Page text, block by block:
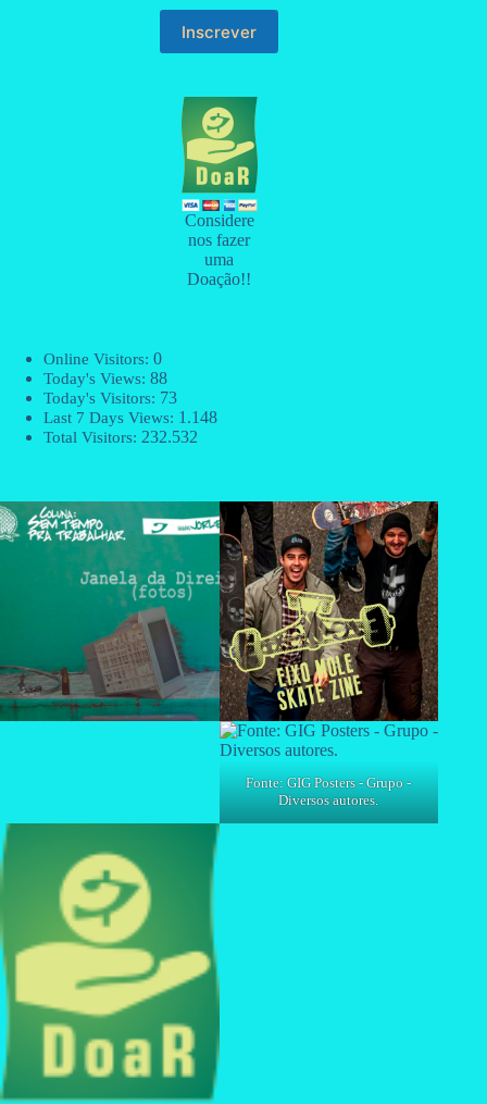
Considere
nos fazer
uma
Doação!!
Online Visitors: 0
Today's Views: 88
Today's Visitors: 73
Last 7 Days Views: 1.148
Total Visitors: 232.532
Fonte: GIG Posters - Grupo -
Diversos autores.